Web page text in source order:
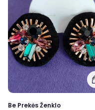
Be Prekės Ženklo